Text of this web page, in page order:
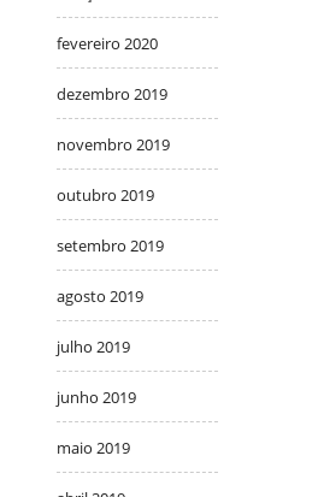
fevereiro 2020
dezembro 2019
novembro 2019
outubro 2019
setembro 2019
agosto 2019
julho 2019
junho 2019
maio 2019